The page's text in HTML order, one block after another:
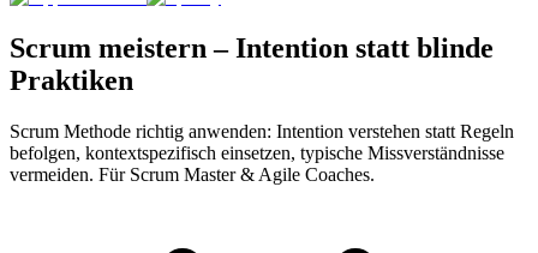
Scrum meistern – Intention statt blinde
Praktiken
Scrum Methode richtig anwenden: Intention verstehen statt Regeln
befolgen, kontextspezifisch einsetzen, typische Missverständnisse
vermeiden. Für Scrum Master & Agile Coaches.